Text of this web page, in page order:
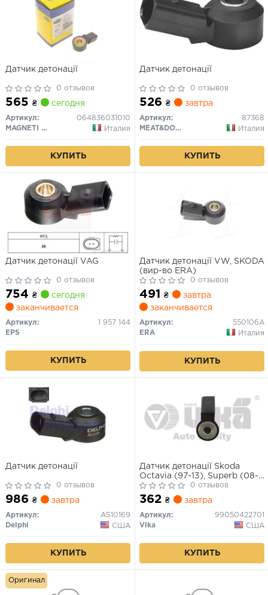
Датчик детонації
0 отзывов
565 ₴ сегодня
Артикул:
064836031010
MAGNETI MARELLI
Италия
КУПИТЬ
Датчик детонації
0 отзывов
526 ₴ завтра
Артикул:
87368
MEAT&DORIA
Италия
КУПИТЬ
Датчик детонації VAG
0 отзывов
754 ₴
сегодня
заканчивается
Артикул:
1 957 144
EPS
КУПИТЬ
Датчик детонації VW, SKODA
(вир-во ERA)
0 отзывов
491 ₴
завтра
заканчивается
Артикул:
550106A
ERA
Италия
КУПИТЬ
Датчик детонації
0 отзывов
986 ₴ завтра
Артикул:
AS10169
Delphi
США
КУПИТЬ
Датчик детонації Skoda
Octavia (97-13), Superb (08-
13, 14-) / VW Golf (03-),
Touareg (06-10), T5 (03-11) /
Audi A3 (01-13), A4 (05-08)
(99050422701) VIKA
0 отзывов
362 ₴ завтра
Артикул:
99050422701
Vika
США
КУПИТЬ
Оригинал